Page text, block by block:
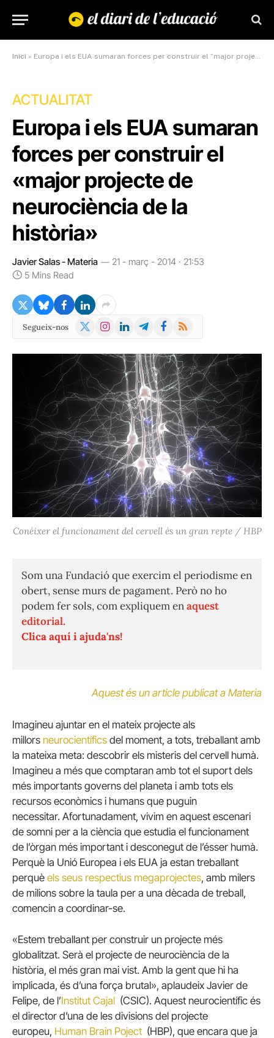
Inici » Europa i els EUA sumaran forces per construir el “major projecte de neurociència de la història”
ACTUALITAT
Europa i els EUA sumaran
forces per construir el
«major projecte de
neurociència de la
història»
Javier Salas - Materia
21 - març - 2014 · 21:53
5 Mins Read
Segueix-nos
X
Instagram
LinkedInTelegramFacebook
RSS
Conéixer el funcionament del cervell és un gran repte / HBP
Som una Fundació que exercim el periodisme en
obert, sense murs de pagament. Però no ho
podem fer sols, com expliquem enaquest
editorial.
Clica aquí i ajuda'ns!
Aquest és un article publicat a Materia
Imagineu ajuntar en el mateix projecte als
millors neurocientífics del moment, a tots, treballant amb
la mateixa meta: descobrir els misteris del cervell humà.
Imagineu a més que comptaran amb tot el suport dels
més importants governs del planeta i amb tots els
recursos econòmics i humans que puguin
necessitar. Afortunadament, vivim en aquest escenari
de somni per a la ciència que estudia el funcionament
de l’òrgan més important i desconegut de l’ésser humà.
Perquè la Unió Europea i els EUA ja estan treballant
perquè els seus respectius megaprojectes, amb milers
de milions sobre la taula per a una dècada de treball,
comencin a coordinar-se.
«Estem treballant per construir un projecte més
globalitzat. Serà el projecte de neurociència de la
història, el més gran mai vist. Amb la gent que hi ha
implicada, és d’una força brutal», aplaudeix Javier de
Felipe, de l’Institut Cajal (CSIC). Aquest neurocientífic és
el director d’una de les divisions del projecte
europeu, Human Brain Poject (HBP), que encara que ja